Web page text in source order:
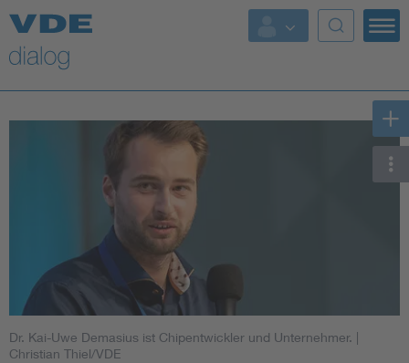
Dr. Kai-Uwe Demasius ist Chipentwickler und Unternehmer.
Christian Thiel/VDE